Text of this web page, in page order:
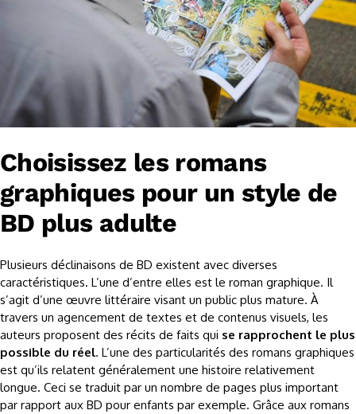
Choisissez les romans
graphiques pour un style de
BD plus adulte
Plusieurs déclinaisons de BD existent avec diverses
caractéristiques. L’une d’entre elles est le roman graphique. Il
s’agit d’une œuvre littéraire visant un public plus mature. À
travers un agencement de textes et de contenus visuels, les
auteurs proposent des récits de faits qui se rapprochent le plus
possible du réel. L’une des particularités des romans graphiques
est qu’ils relatent généralement une histoire relativement
longue. Ceci se traduit par un nombre de pages plus important
par rapport aux BD pour enfants par exemple. Grâce aux romans